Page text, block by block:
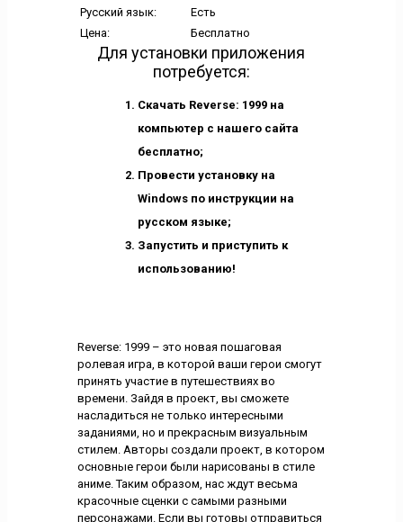
Русский язык:
Есть
Цена:
Бесплатно
Для установки приложения
потребуется:
Скачать Reverse: 1999 на
компьютер с нашего сайта
бесплатно;
Провести установку на
Windows по инструкции на
русском языке;
Запустить и приступить к
использованию!
Reverse: 1999 – это новая пошаговая
ролевая игра, в которой ваши герои смогут
принять участие в путешествиях во
времени. Зайдя в проект, вы сможете
насладиться не только интересными
заданиями, но и прекрасным визуальным
стилем. Авторы создали проект, в котором
основные герои были нарисованы в стиле
аниме. Таким образом, нас ждут весьма
красочные сценки с самыми разными
персонажами. Если вы готовы отправиться